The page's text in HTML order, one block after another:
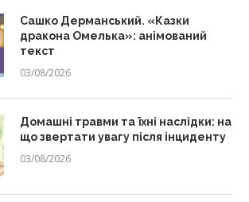
Сашко Дерманський. «Казки
дракона Омелька»: анімований
текст
03/08/2026
Домашні травми та їхні наслідки: на
що звертати увагу після інциденту
03/08/2026